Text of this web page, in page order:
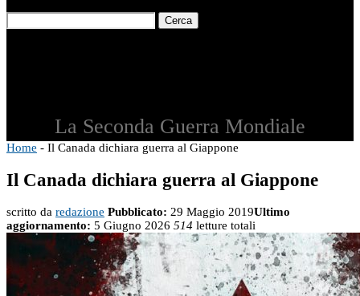
Cerca
La Seconda Guerra Mondiale
Home - Il Canada dichiara guerra al Giappone
Il Canada dichiara guerra al Giappone
scritto da redazione Pubblicato: 29 Maggio 2019Ultimo
aggiornamento: 5 Giugno 2026 514 letture totali